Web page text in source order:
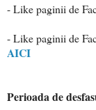
- Like paginii de
- Like paginii de
AICI
Perioada de